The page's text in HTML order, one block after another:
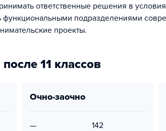
ответственные решения в
подразделениями
проекты.
11 классов
очно-заочно
— 142